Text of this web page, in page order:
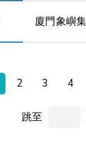
廈門象嶼
2 3 4
跳至